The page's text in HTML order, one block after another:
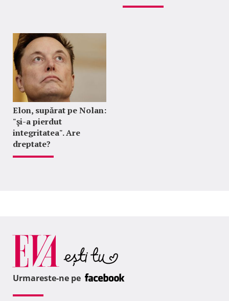
Elon, supărat pe Nolan:
"şi-a pierdut
integritatea". Are
dreptate?
Urmareste-ne pe